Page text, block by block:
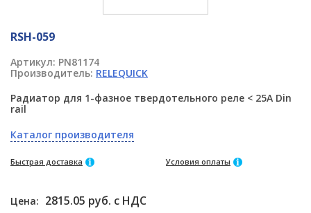
RSH-059
Артикул: PN81174
Производитель: RELEQUICK
Радиатор для 1-фазное твердотельного реле < 25A Din
rail
Каталог производителя
Быстрая доставка Условия оплаты
Цена: 2815.05 руб. с НДС